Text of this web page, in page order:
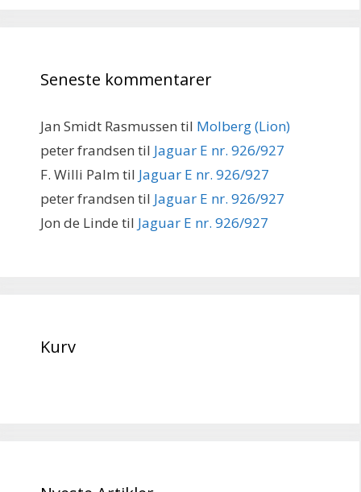
Seneste kommentarer
Jan Smidt Rasmussen til Molberg (Lion)
peter frandsen til Jaguar E nr. 926/927
F. Willi Palm til Jaguar E nr. 926/927
peter frandsen til Jaguar E nr. 926/927
Jon de Linde til Jaguar E nr. 926/927
Kurv